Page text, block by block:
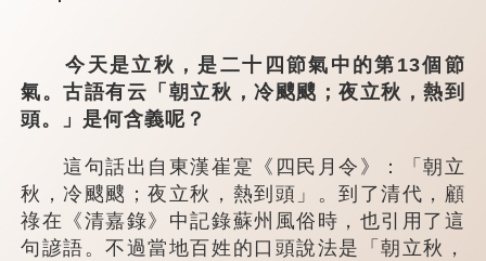
今天是立秋，是二十四節氣中的第13個節
氣。古語有云「朝立秋，冷颼颼；夜立秋，熱到
頭。」是何含義呢？
這句話出自東漢崔寔《四民月令》：「朝立
秋，冷颼颼；夜立秋，熱到頭」。到了清代，顧
祿在《清嘉錄》中記錄蘇州風俗時，也引用了這
句諺語。不過當地百姓的口頭說法是「朝立秋，